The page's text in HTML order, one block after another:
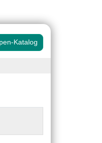
Katalog